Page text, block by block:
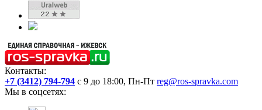
Контакты:
+7 (3412) 794-794 с 9 до 18:00, Пн-Пт reg@ros-spravka.com
Мы в соцсетях: